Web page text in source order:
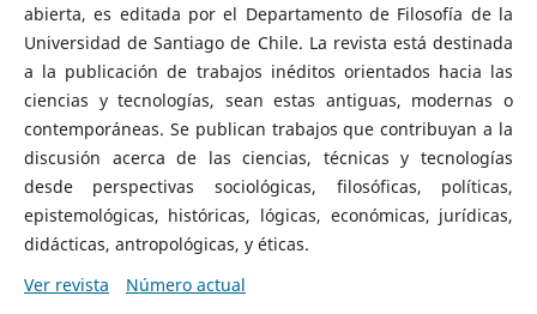
abierta, es editada por el Departamento de Filosofía de la
Universidad de Santiago de Chile. La revista está destinada
a la publicación de trabajos inéditos orientados hacia las
ciencias y tecnologías, sean estas antiguas, modernas o
contemporáneas. Se publican trabajos que contribuyan a la
discusión acerca de las ciencias, técnicas y tecnologías
desde perspectivas sociológicas, filosóficas, políticas,
epistemológicas, históricas, lógicas, económicas, jurídicas,
didácticas, antropológicas, y éticas.
Ver revista
Número actual